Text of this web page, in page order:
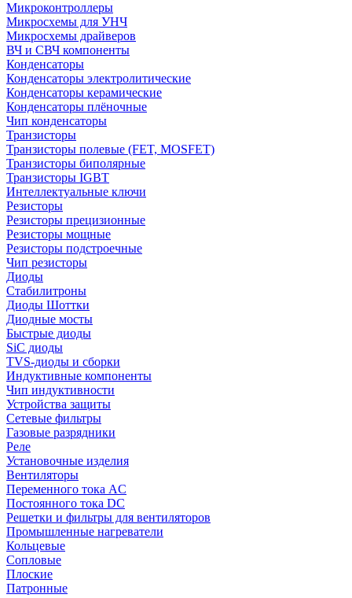
Микроконтроллеры
Микросхемы для УНЧ
Микросхемы драйверов
ВЧ и СВЧ компоненты
Конденсаторы
Конденсаторы электролитические
Конденсаторы керамические
Конденсаторы плёночные
Чип конденсаторы
Транзисторы
Транзисторы полевые (FET, MOSFET)
Транзисторы биполярные
Транзисторы IGBT
Интеллектуальные ключи
Резисторы
Резисторы прецизионные
Резисторы мощные
Резисторы подстроечные
Чип резисторы
Диоды
Стабилитроны
Диоды Шоттки
Диодные мосты
Быстрые диоды
SiC диоды
TVS-диоды и сборки
Индуктивные компоненты
Чип индуктивности
Устройства защиты
Сетевые фильтры
Газовые разрядники
Реле
Установочные изделия
Вентиляторы
Переменного тока AC
Постоянного тока DC
Решетки и фильтры для вентиляторов
Промышленные нагреватели
Кольцевые
Сопловые
Плоские
Патронные